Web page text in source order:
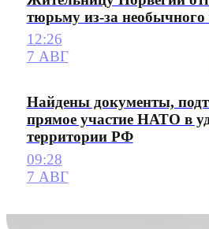
тюрьму из-за
12:26
7 АВГ
Найдены документы,
прямое участие НАТО в
территории РФ
09:28
7 АВГ